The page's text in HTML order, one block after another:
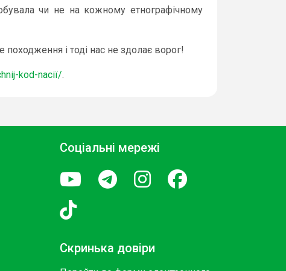
чи не на кожному етнографічному
походження і тоді нас не здолає ворог!
kod-naciї/.
Соціальні мережі
Скринька довіри